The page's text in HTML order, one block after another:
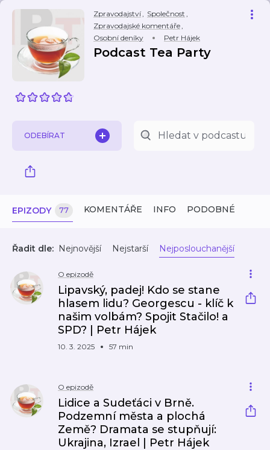
Zpravodajství, Společnost ,
Zpravodajské komentáře,
Osobní deníky
Petr Hájek
Podcast Tea Party
ODEBÍRAT
EPIZODY 77 KOMENTÁŘE INFO PODOBNÉ
Řadit dle: Nejnovější Nejstarší Nejposlouchanější
O epizodě
Lipavský, padej! Kdo se stane
hlasem lidu? Georgescu - klíč k
našim volbám? Spojit Stačilo! a
SPD? | Petr Hájek
10. 3. 2025 57 min
O epizodě
Lidice a Sudeťáci v Brně.
Podzemní města a plochá
Země? Dramata se stupňují:
Ukrajina, Izrael | Petr Hájek